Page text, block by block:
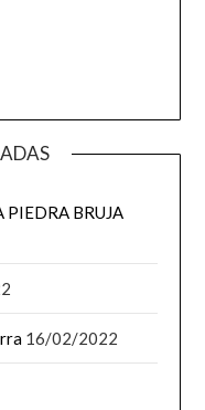
PIEDRA BRUJA
16/02/2022